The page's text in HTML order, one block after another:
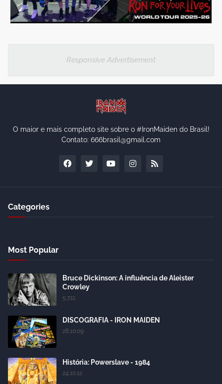
Responsive Advertisement
O maior e mais completo site sobre o #IronMaiden do Brasil!
Contato: 666brasil@gmail.com
Categories
Most Popular
Bruce Dickinson: A influência de Aleister
Crowley
5.7.11
DISCOGRAFIA - IRON MAIDEN
28.10.09
História: Powerslave - 1984
24.10.12